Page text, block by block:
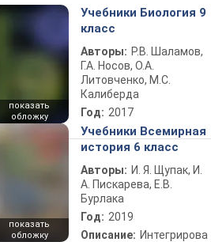
показать
обложку
Учебники Биология 9
класс
Авторы: Р.В. Шаламов,
Г.А. Носов, О.А.
Литовченко, М.С.
Калиберда
Год: 2017
показать
обложку
Учебники Всемирная
история 6 класс
Авторы: И. Я. Щупак, И.
А. Пискарева, Е.В.
Бурлака
Год: 2019
Описание: Интегрирова